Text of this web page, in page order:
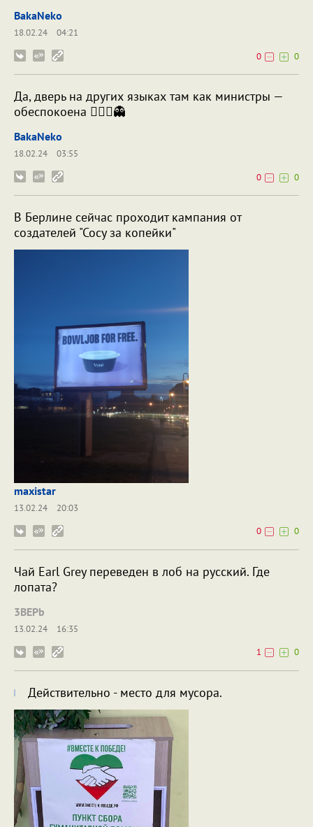
BakaNeko
18.02.24
04:21
0
0
Да, дверь на других языках там как министры —
обеспокоена 🤷🏼‍♂️👻
BakaNeko
18.02.24
03:55
0
0
В Берлине сейчас проходит кампания от
создателей "Сосу за копейки"
maxistar
13.02.24
20:03
0
0
Чай Earl Grey переведен в лоб на русский. Где
лопата?
3BEPb
13.02.24
16:35
1
0
Действительно - место для мусора.